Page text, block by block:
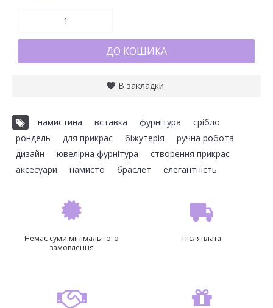
ДО КОШИКА
В закладки
намистина вставка фурнітура срібло
рондель
для прикрас біжутерія ручна робота
дизайн
ювелірна фурнітура створення прикрас
аксесуари
намисто браслет елегантність
Немає суми мінімального
замовлення
Післяплата